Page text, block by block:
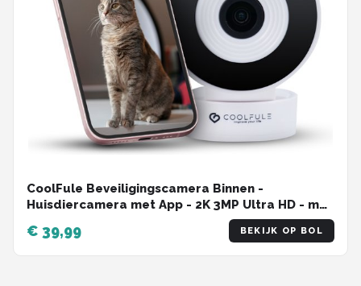
CoolFule Beveiligingscamera Binnen -
Huisdiercamera met App - 2K 3MP Ultra HD - met
Bewegings- en Geluidsdetectie - Honden
Camera - Indoor Camera met WiFi en Nachtzicht
€ 39,99 BEKIJK OP BOL